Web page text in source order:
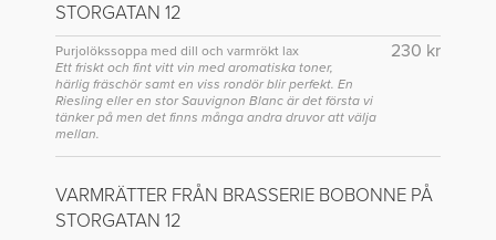
STORGATAN 12
230 kr
Purjolökssoppa med dill och varmrökt lax
Ett friskt och fint vitt vin med aromatiska toner,
härlig fräschör samt en viss rondör blir perfekt. En
Riesling eller en stor Sauvignon Blanc är det första vi
tänker på men det finns många andra druvor att välja
mellan.
VARMRÄTTER FRÅN BRASSERIE BOBONNE PÅ
STORGATAN 12